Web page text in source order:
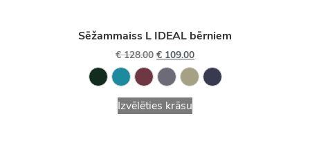
Sēžammaiss L IDEAL bērniem
€128.00 € 109.00
Izvēlēties krāsu